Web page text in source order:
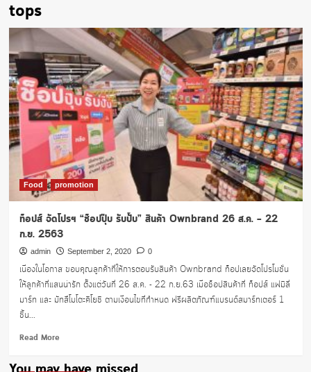
tops
Food promotion
ท็อปส์ จัดโปรฯ “ช็อปปุ๊บ รับปั๊บ” สินค้า Ownbrand 26 ส.ค. – 22
ก.ย. 2563
admin September 2, 2020 0
เนื่องในโอกาส ขอบคุณลูกค้าที่ให้การตอบรับสินค้า Ownbrand ท็อปเลยจัดโปรโมชั่น
ให้ลูกค้าที่แสนน่ารัก ตั้งแต่วันที่ 26 ส.ค. - 22 ก.ย.63 เมื่อช็อปสินค้าที่ ท็อปส์ แฟมิลี่
มาร์ท และ มัทสึโมโตะคิโยชิ ตามเงื่อนไขที่กำหนด ฟรีผลิตภัณฑ์แบรนด์สมาร์ทเตอร์ 1
ชิ้น...
Read MoreRead
about